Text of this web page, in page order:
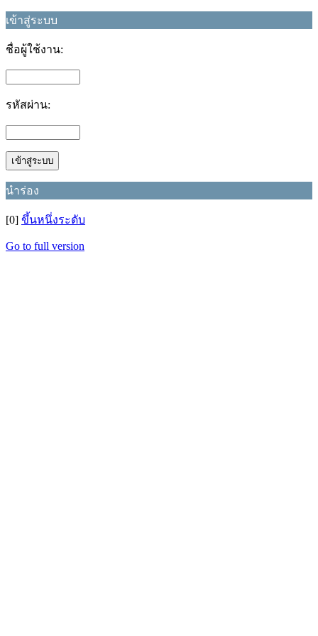
เข้าสู่ระบบ
ชื่อผู้ใช้งาน:
รหัสผ่าน:
นำร่อง
[0] ขึ้นหนึ่งระดับ
Go to full version